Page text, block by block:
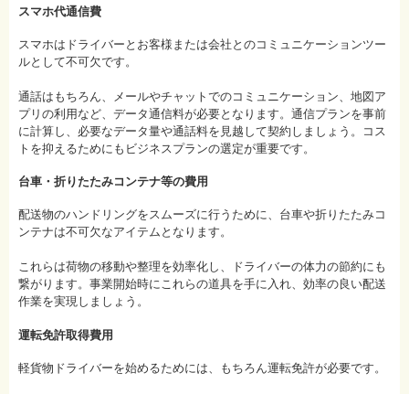
スマホ代通信費
スマホはドライバーとお客様または会社とのコミュニケーションツー
ルとして不可欠です。
通話はもちろん、メールやチャットでのコミュニケーション、地図ア
プリの利用など、データ通信料が必要となります。通信プランを事前
に計算し、必要なデータ量や通話料を見越して契約しましょう。コス
トを抑えるためにもビジネスプランの選定が重要です。
台車・折りたたみコンテナ等の費用
配送物のハンドリングをスムーズに行うために、台車や折りたたみコ
ンテナは不可欠なアイテムとなります。
これらは荷物の移動や整理を効率化し、ドライバーの体力の節約にも
繋がります。事業開始時にこれらの道具を手に入れ、効率の良い配送
作業を実現しましょう。
運転免許取得費用
軽貨物ドライバーを始めるためには、もちろん運転免許が必要です。